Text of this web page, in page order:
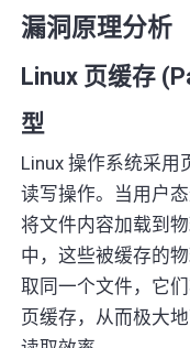
漏洞原理分析
Linux 页缓存
型
Linux 操作系统采用
读写操作。当用户
将文件内容加载到物
中，这些被缓存的
取同一个文件，它
页缓存，从而极大